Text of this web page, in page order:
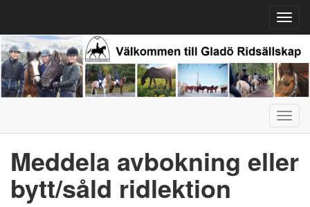
Meddela avbokning eller
bytt/såld ridlektion